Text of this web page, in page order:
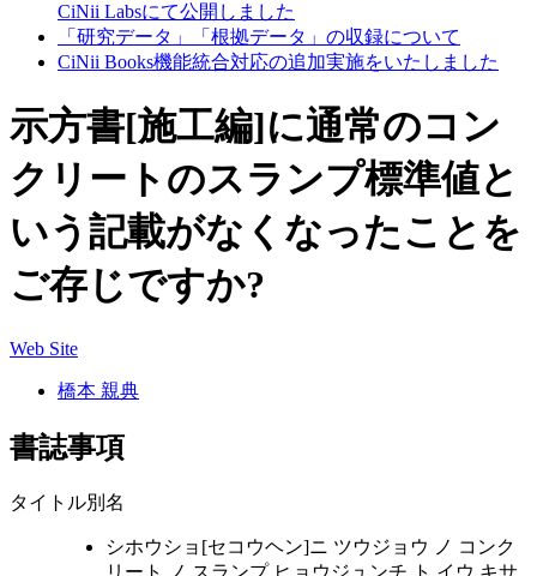
CiNii Labsにて公開しました
「研究データ」「根拠データ」の収録について
CiNii Books機能統合対応の追加実施をいたしました
示方書[施工編]に通常のコン
クリートのスランプ標準値と
いう記載がなくなったことを
ご存じですか?
Web Site
橋本 親典
書誌事項
タイトル別名
シホウショ[セコウヘン]ニ ツウジョウ ノ コンク
リート ノ スランプ ヒョウジュンチ ト イウ キサ